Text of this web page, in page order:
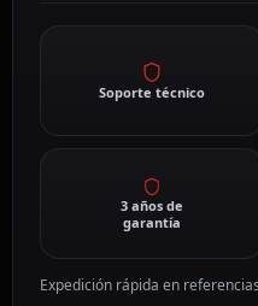
Soporte técnico
3 años de
garantía
Expedición rápida en